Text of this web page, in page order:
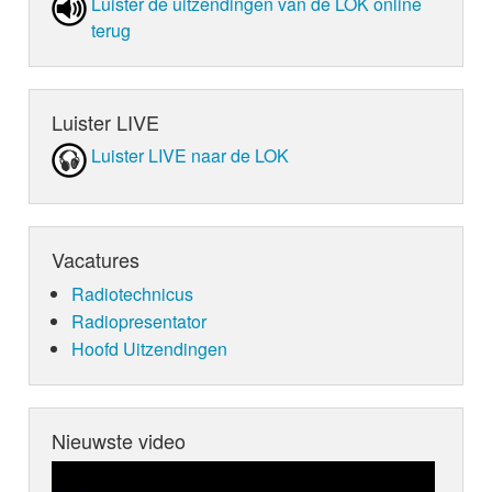
terug
Luister LIVE
Luister LIVE naar de LOK
Vacatures
Radiotechnicus
Radiopresentator
Hoofd Uitzendingen
Nieuwste video